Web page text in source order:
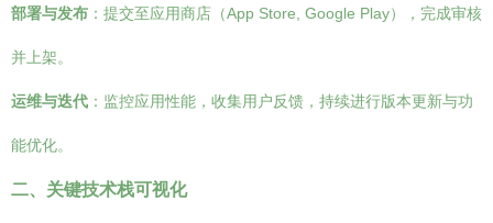
部署与发布 ：提交至应用商店（App Store, Google Play），完成审核
并上架。
运维与迭代 ：监控应用性能，收集用户反馈，持续进行版本更新与功
能优化。
二、关键技术栈可视化